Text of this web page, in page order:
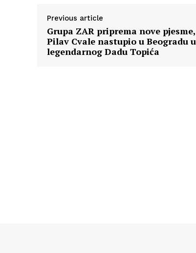
Previous article
Grupa ZAR priprema nove
Pilav Cvale nastupio u Beogradu
legendarnog Dadu Topića